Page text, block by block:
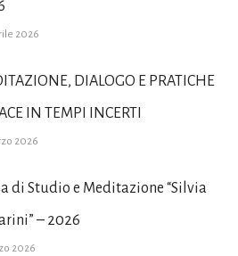
2026
DIALOGO E PRATICHE
IN TEMPI INCERTI
2026
di Studio e Meditazione “Silvia
– 2026
2026